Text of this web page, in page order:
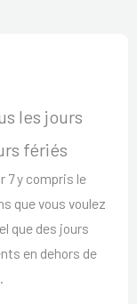
les jours
fériés
7 y compris le
que vous voulez
que des jours
en dehors de